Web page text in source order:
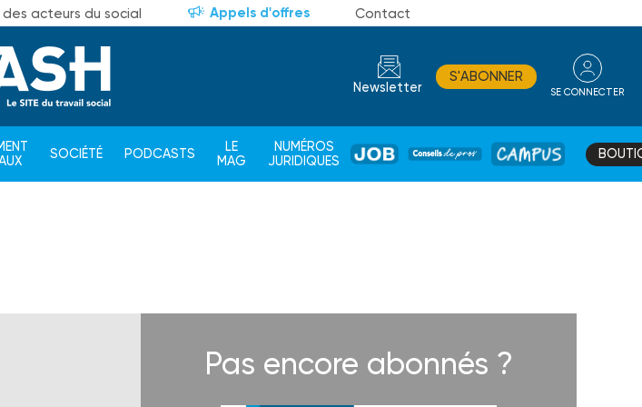
des acteurs du social Appels d'offres Contact
Newsletter
S'ABONNER
SE CONNECTER
SOCIÉTÉ PODCASTS
LE
MAG
NUMÉROS
JURIDIQUES
JOB
DE
CAMPUS
Pas encore abonnés ?